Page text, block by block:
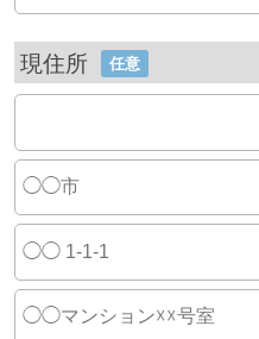
現住所 任意